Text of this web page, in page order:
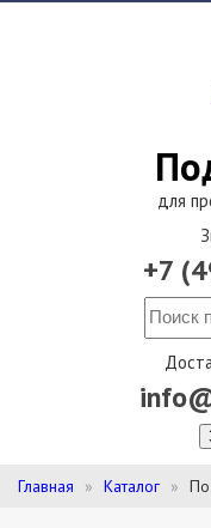
для
+7
Главная Каталог